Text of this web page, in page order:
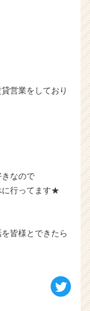
営業をしており
なので
に行ってます★
皆様とできたら